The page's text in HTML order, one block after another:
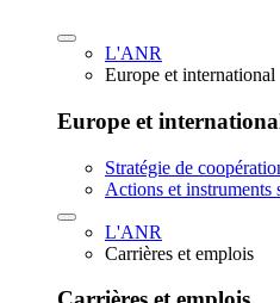
L'ANR
Europe et international
Europe et
Stratégie de
Actions et instruments
L'ANR
Carrières et emplois